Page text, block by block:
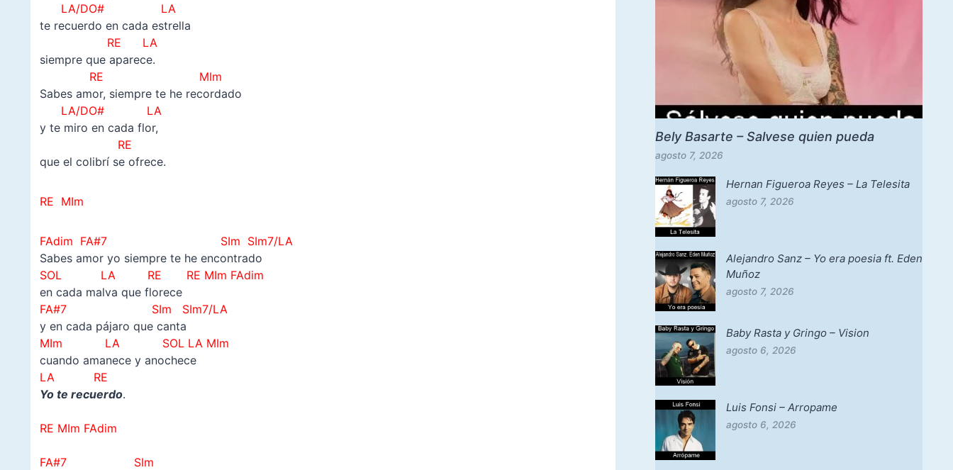
LA/DO# LA
te recuerdo en cada estrella
RE LA
siempre que aparece.
RE MIm
Sabes amor, siempre te he recordado
LA/DO# LA
y te miro en cada flor,
RE
que el colibrí se ofrece.
RE MIm
FAdim FA#7 SIm SIm7/LA
Sabes amor yo siempre te he encontrado
SOL LA RE RE MIm FAdim
en cada malva que florece
FA#7 SIm SIm7/LA
y en cada pájaro que canta
MIm LA SOL LA MIm
cuando amanece y anochece
LA RE
Yo te recuerdo.
RE MIm FAdim
FA#7 SIm
Bely Basarte – Salvese quien pueda
agosto 7, 2026
Hernan Figueroa Reyes – La Telesita
agosto 7, 2026
Alejandro Sanz – Yo era poesia ft. Eden
Muñoz
agosto 7, 2026
Baby Rasta y Gringo – Vision
agosto 6, 2026
Luis Fonsi – Arropame
agosto 6, 2026